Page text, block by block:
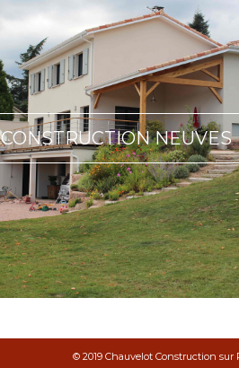
CONSTRUCTION NEUVES
© 2019 Chauvelot Construction sur